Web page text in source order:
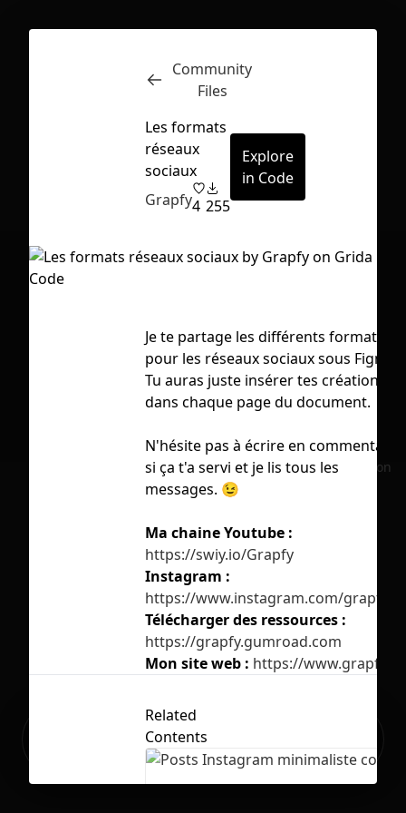
First Loading might take a while
depending on your file size.
Inspect
No selection
Ready to build your Apps with
Community
Files
Les formats
réseaux
sociaux
Grapfy4 255
Explore
in Code
Je te partage les différents formats
pour les réseaux sociaux sous Figma.
Tu auras juste insérer tes créations
dans chaque page du document.
N'hésite pas à écrire en commentaire
si ça t'a servi et je lis tous les
messages. 😉
Ma chaine Youtube :
https://swiy.io/Grapfy
Instagram :
https://www.instagram.com/grapfy_fr
Télécharger des ressources :
https://grapfy.gumroad.com
Mon site web : https://www.grapfy.fr
Related
Contents